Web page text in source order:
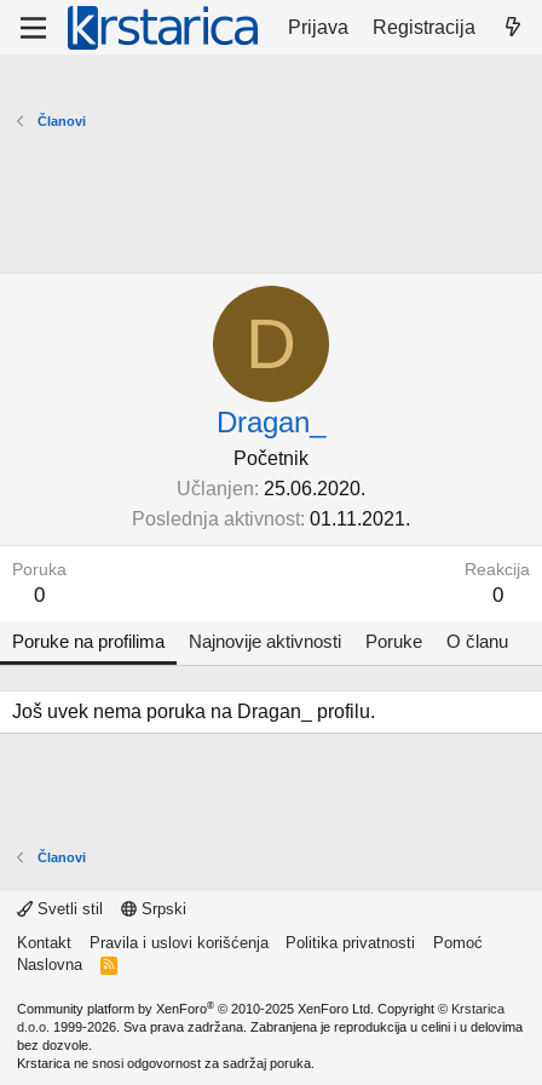
Prijava Registracija
Članovi
D
Dragan_
Početnik
Učlanjen 25.06.2020.
Poslednja aktivnost 01.11.2021.
Poruka
0
Reakcija
0
Poruke na profilima Najnovije aktivnosti Poruke O članu
Još uvek nema poruka na Dragan_ profilu.
Članovi
Svetli stil
Srpski
Kontakt
Pravila i uslovi korišćenja Politika privatnosti
Pomoć
Naslovna
R
Community platform by XenForo® © 2010-2025 XenForo Ltd. Copyright © Krstarica
d.o.o. 1999-2026. Sva prava zadržana. Zabranjena je reprodukcija u celini i u delovima
bez dozvole.
Krstarica ne snosi odgovornost za sadržaj poruka.